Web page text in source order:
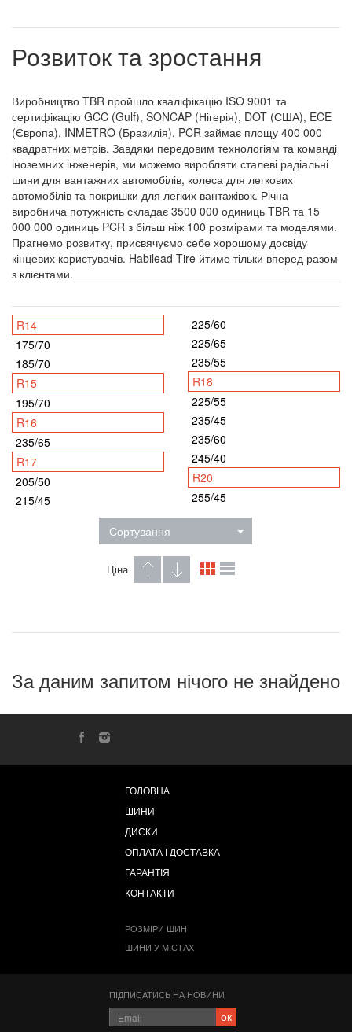
Розвиток та зростання
Виробництво TBR пройшло кваліфікацію ISO 9001 та
сертифікацію GCC (Gulf), SONCAP (Нігерія), DOT (США), ECE
(Європа), INMETRO (Бразилія). PCR займає площу 400 000
квадратних метрів. Завдяки передовим технологіям та команді
іноземних інженерів, ми можемо виробляти сталеві радіальні
шини для вантажних автомобілів, колеса для легкових
автомобілів та покришки для легких вантажівок. Річна
виробнича потужність складає 3500 000 одиниць TBR та 15
000 000 одиниць PCR з більш ніж 100 розмірами та моделями.
Прагнемо розвитку, присвячуємо себе хорошому досвіду
кінцевих користувачів. Habilead Tire йтиме тільки вперед разом
з клієнтами.
R14
175/70
185/70
R15
195/70
R16
235/65
R17
205/50
215/45
225/60
225/65
235/55
R18
225/55
235/45
235/60
245/40
R20
255/45
Сортування
Ціна
За даним запитом нічого не знайдено
ГОЛОВНА
ШИНИ
ДИСКИ
ОПЛАТА І ДОСТАВКА
ГАРАНТІЯ
КОНТАКТИ
РОЗМІРИ ШИН
ШИНИ У МІСТАХ
ПІДПИСАТИСЬ НА НОВИНИ
ок